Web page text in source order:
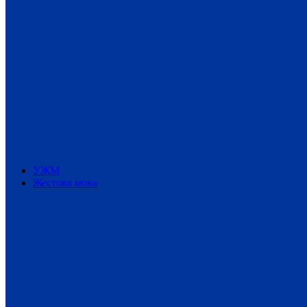
УЖМ
Жестова мова